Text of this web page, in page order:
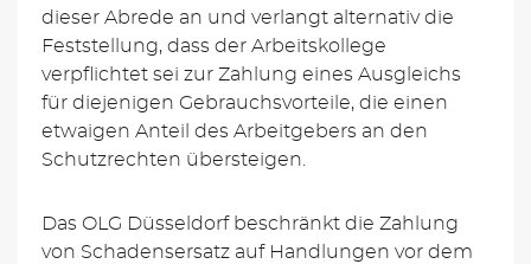
dieser Abrede an und verlangt alternativ die
Feststellung, dass der Arbeitskollege
verpflichtet sei zur Zahlung eines Ausgleichs
für diejenigen Gebrauchsvorteile, die einen
etwaigen Anteil des Arbeitgebers an den
Schutzrechten übersteigen.
Das OLG Düsseldorf beschränkt die Zahlung
von Schadensersatz auf Handlungen vor dem